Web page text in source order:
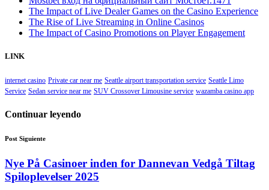
The Impact of Live Dealer Games on the Casino Experience
The Rise of Live Streaming in Online Casinos
The Impact of Casino Promotions on Player Engagement
LINK
internet casino Private car near me Seattle airport transportation service Seattle Limo
Service Sedan service near me SUV Crossover Limousine service wazamba casino app
Continuar leyendo
Post Siguiente
Nye På Casinoer inden for Dannevan Vedgå Tiltag
Spiloplevelser 2025